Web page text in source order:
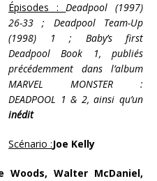
Épisodes :Deadpool (1997)
26-33 ; Deadpool Team-Up
(1998) 1 ; Baby’s first
Deadpool Book 1, publiés
précédemment dans l’album
MARVEL MONSTER :
DEADPOOL 1 & 2, ainsi qu’un
inédit
Scénario :Joe Kelly
Woods, Walter McDaniel,